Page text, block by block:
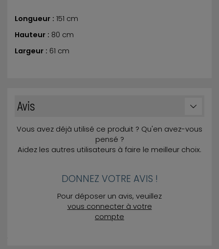
Longueur : 151 cm
Hauteur : 80 cm
Largeur : 61 cm
Avis
Vous avez déjà utilisé ce produit ? Qu'en avez-vous
pensé ?
Aidez les autres utilisateurs à faire le meilleur choix.
DONNEZ VOTRE AVIS !
Pour déposer un avis, veuillez
vous connecter à votre
compte